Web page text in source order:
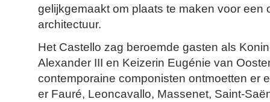
gelijkgemaakt om plaats te maken voor een
architectuur.
Het Castello zag beroemde gasten als
Alexander III en Keizerin Eugénie van
contemporaine componisten ontmoetten er
er Fauré, Leoncavallo, Massenet, Saint-